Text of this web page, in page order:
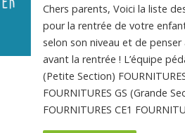
Chers parents, Voici la liste
pour la rentrée de votre
selon son niveau et de
avant la rentrée ! L’équipe
(Petite Section)
FOURNITURES GS (Grande
FOURNITURES CE1